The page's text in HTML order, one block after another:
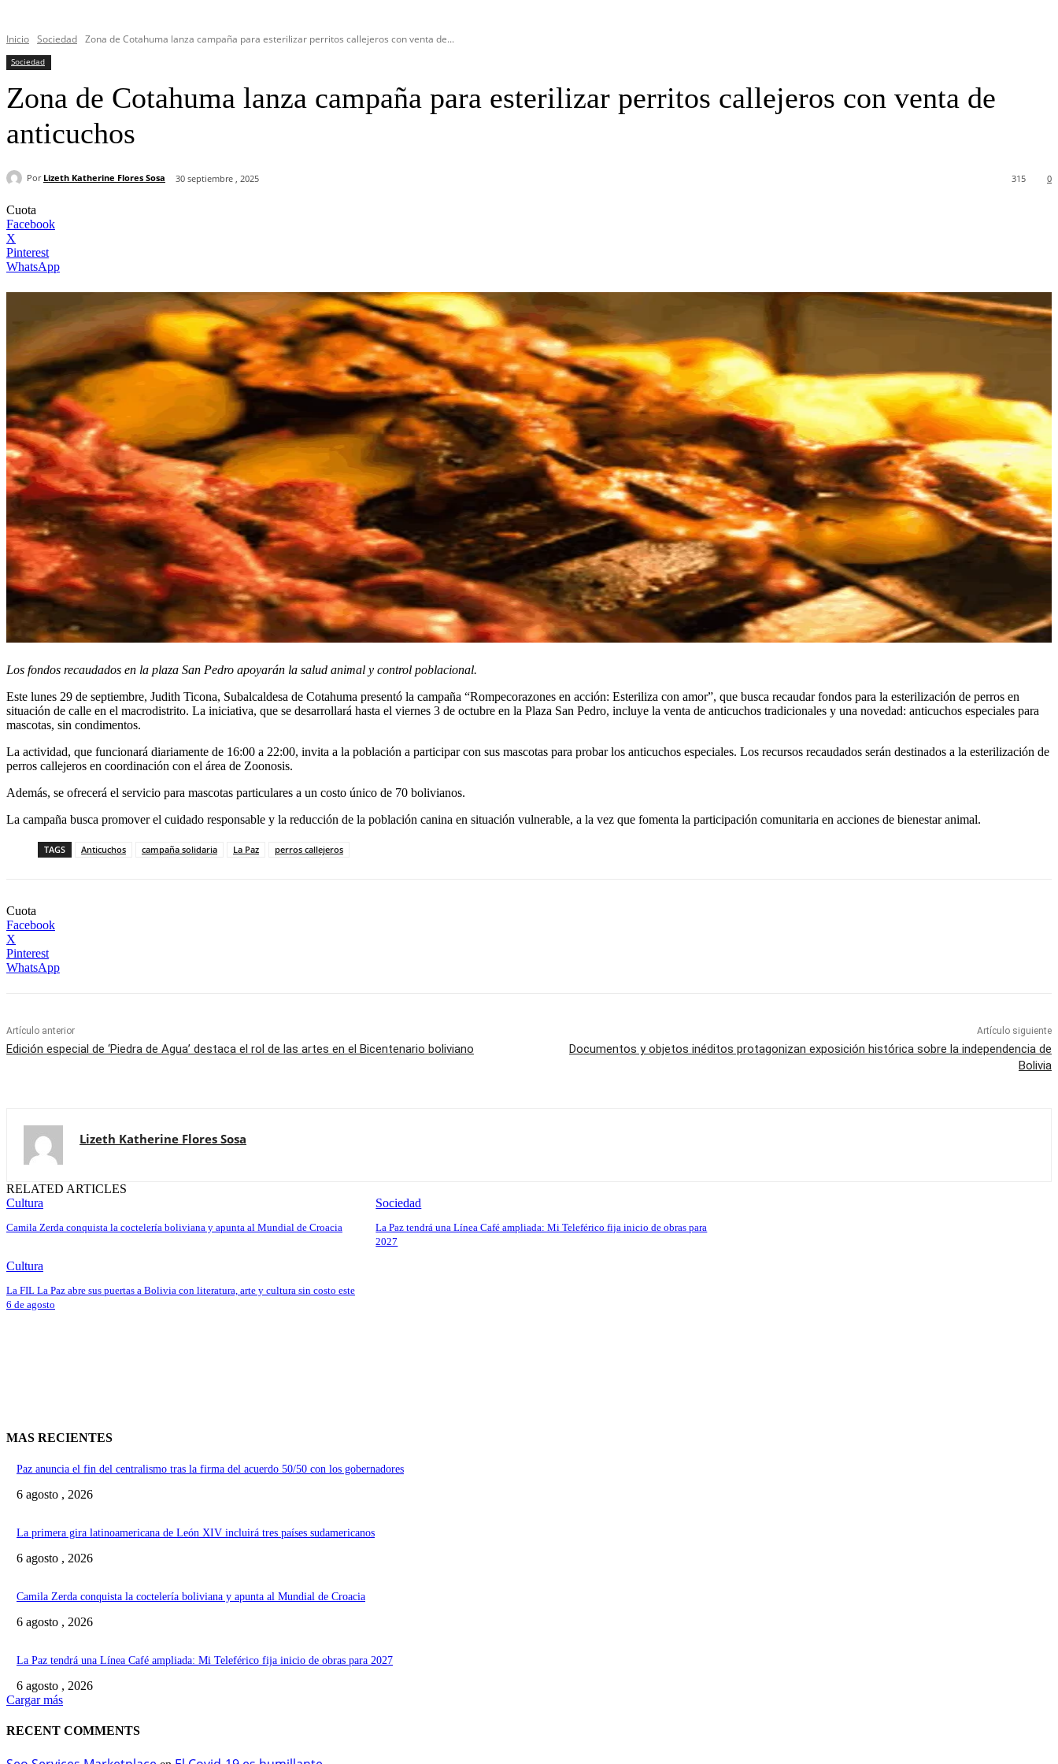
Inicio Sociedad Zona de Cotahuma lanza campaña para esterilizar perritos callejeros con venta de...
Sociedad
Zona de Cotahuma lanza campaña para esterilizar perritos callejeros con venta de
anticuchos
Por Lizeth Katherine Flores Sosa 30 septiembre , 2025 0
315
Cuota
Facebook
X
Pinterest
WhatsApp
Los fondos recaudados en la plaza San Pedro apoyarán la salud animal y control poblacional.
Este lunes 29 de septiembre, Judith Ticona, Subalcaldesa de Cotahuma presentó la campaña “Rompecorazones en acción: Esteriliza con amor”, que busca recaudar fondos para la esterilización de perros en
situación de calle en el macrodistrito. La iniciativa, que se desarrollará hasta el viernes 3 de octubre en la Plaza San Pedro, incluye la venta de anticuchos tradicionales y una novedad: anticuchos especiales para
mascotas, sin condimentos.
La actividad, que funcionará diariamente de 16:00 a 22:00, invita a la población a participar con sus mascotas para probar los anticuchos especiales. Los recursos recaudados serán destinados a la esterilización de
perros callejeros en coordinación con el área de Zoonosis.
Además, se ofrecerá el servicio para mascotas particulares a un costo único de 70 bolivianos.
La campaña busca promover el cuidado responsable y la reducción de la población canina en situación vulnerable, a la vez que fomenta la participación comunitaria en acciones de bienestar animal.
TAGS Anticuchos campaña solidaria La Paz perros callejeros
Cuota
Facebook
X
Pinterest
WhatsApp
Artículo anterior
Edición especial de ‘Piedra de Agua’ destaca el rol de las artes en el Bicentenario boliviano
Artículo siguiente
Documentos y objetos inéditos protagonizan exposición histórica sobre la independencia de
Bolivia
Lizeth Katherine Flores Sosa
RELATED ARTICLES
Cultura
Camila Zerda conquista la coctelería boliviana y apunta al Mundial de Croacia
Sociedad
La Paz tendrá una Línea Café ampliada: Mi Teleférico fija inicio de obras para
2027
Cultura
La FIL La Paz abre sus puertas a Bolivia con literatura, arte y cultura sin costo este
6 de agosto
MAS RECIENTES
Paz anuncia el fin del centralismo tras la firma del acuerdo 50/50 con los gobernadores
6 agosto , 2026
La primera gira latinoamericana de León XIV incluirá tres países sudamericanos
6 agosto , 2026
Camila Zerda conquista la coctelería boliviana y apunta al Mundial de Croacia
6 agosto , 2026
La Paz tendrá una Línea Café ampliada: Mi Teleférico fija inicio de obras para 2027
6 agosto , 2026
Cargar más
RECENT COMMENTS